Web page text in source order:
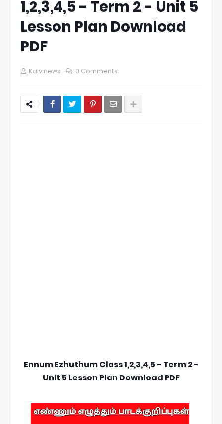
1,2,3,4,5 - Term 2 - Unit 5
Lesson Plan Download
PDF
Kalvinews 0 Comments
Ennum Ezhuthum Class 1,2,3,4,5 - Term 2 -
Unit 5 Lesson Plan Download PDF